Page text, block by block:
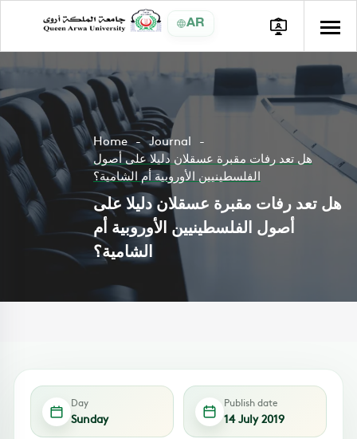
AR
Home
Journal
هل تعد رفات مقبرة عسقلان دليلا على أصول
الفلسطينيين الأوروبية أم الشامية؟
هل تعد رفات مقبرة عسقلان دليلا على
أصول الفلسطينيين الأوروبية أم
الشامية؟
Day
Sunday
Publish date
14 July 2019